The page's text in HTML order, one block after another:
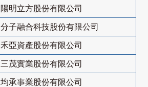
陽明立方股份有限公司
分子融合科技股份有限公司
禾亞資產股份有限公司
三茂實業股份有限公司
均承事業股份有限公司